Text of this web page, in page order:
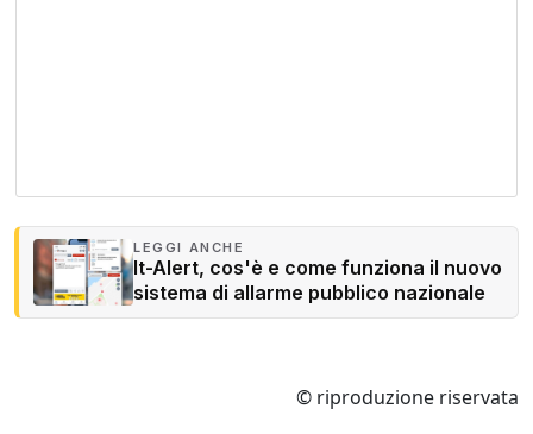
LEGGI ANCHE
It-Alert, cos'è e come funziona il nuovo
sistema di allarme pubblico nazionale
© riproduzione riservata